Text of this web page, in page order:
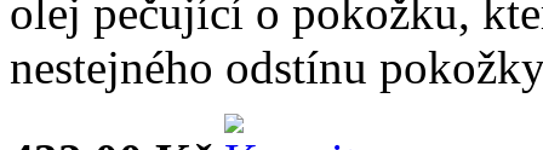
olej pečující o pokožku,
nestejného odstínu